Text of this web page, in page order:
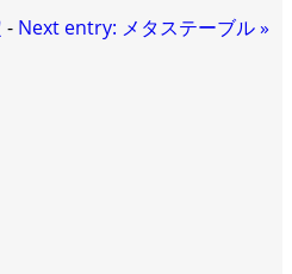
- Next entry: メタステーブル»